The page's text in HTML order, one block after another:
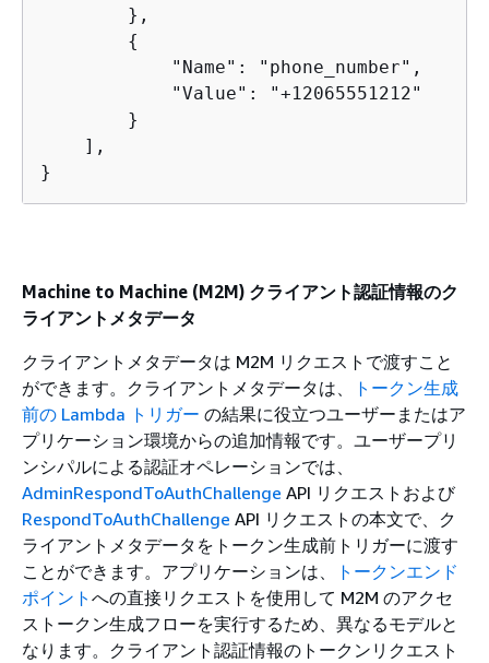
        },
{
            "Name": "phone_number",
            "Value": "+12065551212"
        }
    ],
}
Machine to Machine (M2M) クライアント認証情報のク
ライアントメタデータ
クライアントメタデータは M2M リクエストで渡すこと
ができます。クライアントメタデータは、
トークン生成
前の Lambda トリガー の結果に役立つユーザーまたはア
プリケーション環境からの追加情報です。ユーザープリ
ンシパルによる認証オペレーションでは、
AdminRespondToAuthChallenge API リクエストおよび
RespondToAuthChallenge API リクエストの本文で、ク
ライアントメタデータをトークン生成前トリガーに渡す
ことができます。アプリケーションは、
トークンエンド
ポイント への直接リクエストを使用して M2M のアクセ
ストークン生成フローを実行するため、異なるモデルと
なります。クライアント認証情報のトークンリクエスト